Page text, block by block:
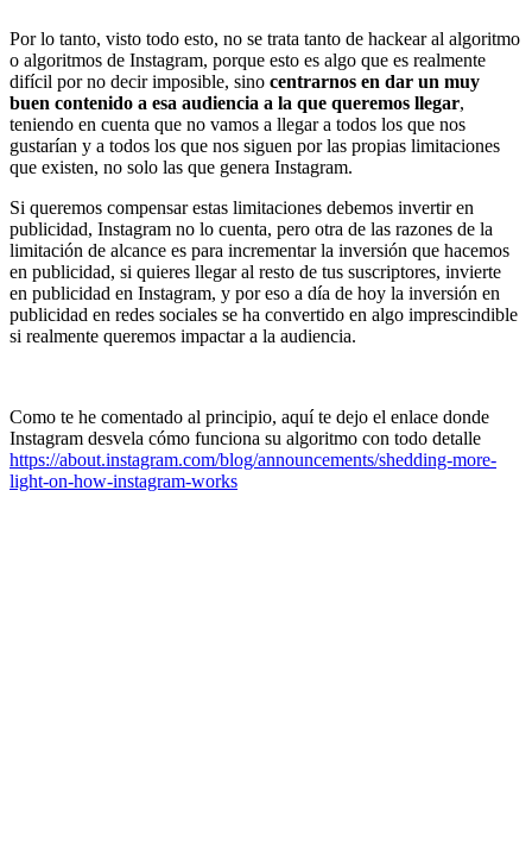
Por lo tanto, visto todo esto, no se trata tanto de hackear al algoritmo
o algoritmos de Instagram, porque esto es algo que es realmente
difícil por no decir imposible, sino centrarnos en dar un muy
buen contenido a esa audiencia a la que queremos llegar,
teniendo en cuenta que no vamos a llegar a todos los que nos
gustarían y a todos los que nos siguen por las propias limitaciones
que existen, no solo las que genera Instagram.
Si queremos compensar estas limitaciones debemos invertir en
publicidad, Instagram no lo cuenta, pero otra de las razones de la
limitación de alcance es para incrementar la inversión que hacemos
en publicidad, si quieres llegar al resto de tus suscriptores, invierte
en publicidad en Instagram, y por eso a día de hoy la inversión en
publicidad en redes sociales se ha convertido en algo imprescindible
si realmente queremos impactar a la audiencia.
Como te he comentado al principio, aquí te dejo el enlace donde
Instagram desvela cómo funciona su algoritmo con todo detalle
https://about.instagram.com/blog/announcements/shedding-more-
light-on-how-instagram-works